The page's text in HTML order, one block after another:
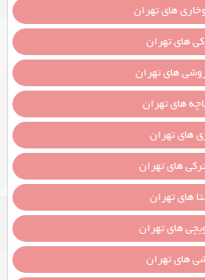
های تهران
های تهران
های تهران
های تهران
های تهران
های تهران
های تهران
های تهران
های تهران